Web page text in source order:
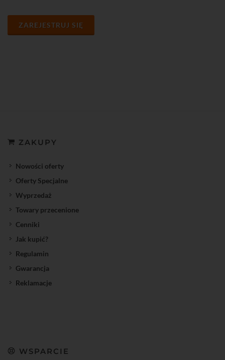
ZAREJESTRUJ SIĘ
ZAKUPY
Nowości oferty
Oferty Specjalne
Wyprzedaż
Towary przecenione
Cenniki
Jak kupić?
Regulamin
Gwarancja
Reklamacje
WSPARCIE